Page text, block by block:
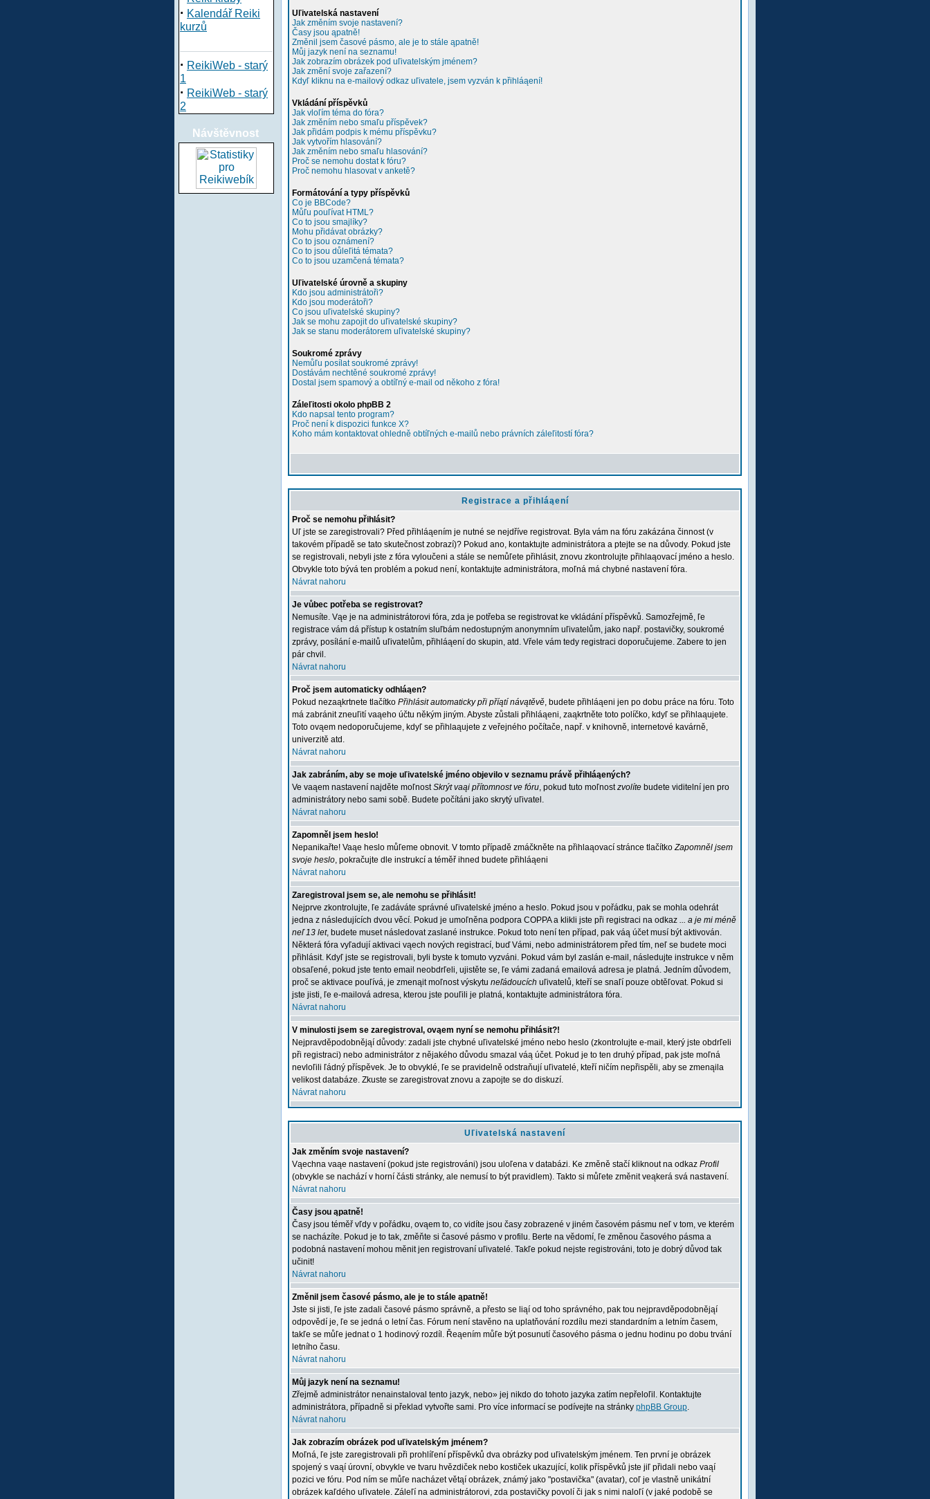
· Kalendář Reiki
kurzů
· ReikiWeb - starý
1
· ReikiWeb - starý
2
Návštěvnost
Uľivatelská nastavení
Jak změním svoje nastavení?
Časy jsou ąpatně!
Změnil jsem časové pásmo, ale je to stále ąpatně!
Můj jazyk není na seznamu!
Jak zobrazím obrázek pod uľivatelským jménem?
Jak změní svoje zařazení?
Kdyľ kliknu na e-mailový odkaz uľivatele, jsem vyzván k přihláąení!
Vkládání příspěvků
Jak vloľím téma do fóra?
Jak změním nebo smaľu příspěvek?
Jak přidám podpis k mému příspěvku?
Jak vytvořím hlasování?
Jak změním nebo smaľu hlasování?
Proč se nemohu dostat k fóru?
Proč nemohu hlasovat v anketě?
Formátování a typy příspěvků
Co je BBCode?
Můľu pouľívat HTML?
Co to jsou smajlíky?
Mohu přidávat obrázky?
Co to jsou oznámení?
Co to jsou důleľitá témata?
Co to jsou uzamčená témata?
Uľivatelské úrovně a skupiny
Kdo jsou administrátoři?
Kdo jsou moderátoři?
Co jsou uľivatelské skupiny?
Jak se mohu zapojit do uľivatelské skupiny?
Jak se stanu moderátorem uľivatelské skupiny?
Soukromé zprávy
Nemůľu posílat soukromé zprávy!
Dostávám nechtěné soukromé zprávy!
Dostal jsem spamový a obtíľný e-mail od někoho z fóra!
Záleľitosti okolo phpBB 2
Kdo napsal tento program?
Proč není k dispozici funkce X?
Koho mám kontaktovat ohledně obtíľných e-mailů nebo právních záleľitostí fóra?
Registrace a přihláąení
Proč se nemohu přihlásit?
Uľ jste se zaregistrovali? Před přihláąením je nutné se nejdříve registrovat. Byla vám na fóru zakázána činnost (v
takovém případě se tato skutečnost zobrazí)? Pokud ano, kontaktujte administrátora a ptejte se na důvody. Pokud jste
se registrovali, nebyli jste z fóra vyloučeni a stále se nemůľete přihlásit, znovu zkontrolujte přihlaąovací jméno a heslo.
Obvykle toto bývá ten problém a pokud není, kontaktujte administrátora, moľná má chybné nastavení fóra.
Návrat nahoru
Je vůbec potřeba se registrovat?
Nemusíte. Vąe je na administrátorovi fóra, zda je potřeba se registrovat ke vkládání příspěvků. Samozřejmě, ľe
registrace vám dá přístup k ostatním sluľbám nedostupným anonymním uľivatelům, jako např. postavičky, soukromé
zprávy, posílání e-mailů uľivatelům, přihláąení do skupin, atd. Vřele vám tedy registraci doporučujeme. Zabere to jen
pár chvil.
Návrat nahoru
Proč jsem automaticky odhláąen?
Pokud nezaąkrtnete tlačítko Přihlásit automaticky při příątí návątěvě, budete přihláąeni jen po dobu práce na fóru. Toto
má zabránit zneuľití vaąeho účtu někým jiným. Abyste zůstali přihláąeni, zaąkrtněte toto políčko, kdyľ se přihlaąujete.
Toto ovąem nedoporučujeme, kdyľ se přihlaąujete z veřejného počítače, např. v knihovně, internetové kavárně,
univerzitě atd.
Návrat nahoru
Jak zabráním, aby se moje uľivatelské jméno objevilo v seznamu právě přihláąených?
Ve vaąem nastavení najděte moľnostSkrýt vaąi přítomnost ve fóru, pokud tuto moľnostzvolíte budete viditelní jen pro
administrátory nebo sami sobě. Budete počítáni jako skrytý uľivatel.
Návrat nahoru
Zapomněl jsem heslo!
Nepanikařte! Vaąe heslo můľeme obnovit. V tomto případě zmáčkněte na přihlaąovací stránce tlačítkoZapomněl jsem
svoje heslo, pokračujte dle instrukcí a téměř ihned budete přihláąeni
Návrat nahoru
Zaregistroval jsem se, ale nemohu se přihlásit!
Nejprve zkontrolujte, ľe zadáváte správné uľivatelské jméno a heslo. Pokud jsou v pořádku, pak se mohla odehrát
jedna z následujících dvou věcí. Pokud je umoľněna podpora COPPA a klikli jste při registraci na odkaz ... a je mi méně
neľ 13 let, budete muset následovat zaslané instrukce. Pokud toto není ten případ, pak váą účet musí být aktivován.
Některá fóra vyľadují aktivaci vąech nových registrací, buď Vámi, nebo administrátorem před tím, neľ se budete moci
přihlásit. Kdyľ jste se registrovali, byli byste k tomuto vyzváni. Pokud vám byl zaslán e-mail, následujte instrukce v něm
obsaľené, pokud jste tento email neobdrľeli, ujistěte se, ľe vámi zadaná emailová adresa je platná. Jedním důvodem,
proč se aktivace pouľívá, je zmenąit moľnost výskytu neľádoucích uľivatelů, kteří se snaľí pouze obtěľovat. Pokud si
jste jisti, ľe e-mailová adresa, kterou jste pouľili je platná, kontaktujte administrátora fóra.
Návrat nahoru
V minulosti jsem se zaregistroval, ovąem nyní se nemohu přihlásit?!
Nejpravděpodobnějąí důvody: zadali jste chybné uľivatelské jméno nebo heslo (zkontrolujte e-mail, který jste obdrľeli
při registraci) nebo administrátor z nějakého důvodu smazal váą účet. Pokud je to ten druhý případ, pak jste moľná
nevloľili ľádný příspěvek. Je to obvyklé, ľe se pravidelně odstraňují uľivatelé, kteří ničím nepřispěli, aby se zmenąila
velikost databáze. Zkuste se zaregistrovat znovu a zapojte se do diskuzí.
Návrat nahoru
Uľivatelská nastavení
Jak změním svoje nastavení?
Vąechna vaąe nastavení (pokud jste registrováni) jsou uloľena v databázi. Ke změně stačí kliknout na odkaz Profil
(obvykle se nachází v horní části stránky, ale nemusí to být pravidlem). Takto si můľete změnit veąkerá svá nastavení.
Návrat nahoru
Časy jsou ąpatně!
Časy jsou téměř vľdy v pořádku, ovąem to, co vidíte jsou časy zobrazené v jiném časovém pásmu neľ v tom, ve kterém
se nacházíte. Pokud je to tak, změňte si časové pásmo v profilu. Berte na vědomí, ľe změnou časového pásma a
podobná nastavení mohou měnit jen registrovaní uľivatelé. Takľe pokud nejste registrováni, toto je dobrý důvod tak
učinit!
Návrat nahoru
Změnil jsem časové pásmo, ale je to stále ąpatně!
Jste si jisti, ľe jste zadali časové pásmo správně, a přesto se liąí od toho správného, pak tou nejpravděpodobnějąí
odpovědí je, ľe se jedná o letní čas. Fórum není stavěno na uplatňování rozdílu mezi standardním a letním časem,
takľe se můľe jednat o 1 hodinový rozdíl. Řeąením můľe být posunutí časového pásma o jednu hodinu po dobu trvání
letního času.
Návrat nahoru
Můj jazyk není na seznamu!
Zřejmě administrátor nenainstaloval tento jazyk, nebo» jej nikdo do tohoto jazyka zatím nepřeloľil. Kontaktujte
administrátora, případně si překlad vytvořte sami. Pro více informací se podívejte na stránky phpBB Group.
Návrat nahoru
Jak zobrazím obrázek pod uľivatelským jménem?
Moľná, ľe jste zaregistrovali při prohlíľení příspěvků dva obrázky pod uľivatelským jménem. Ten první je obrázek
spojený s vaąí úrovní, obvykle ve tvaru hvězdiček nebo kostiček ukazující, kolik příspěvků jste jiľ přidali nebo vaąí
pozici ve fóru. Pod ním se můľe nacházet větąí obrázek, známý jako "postavička" (avatar), coľ je vlastně unikátní
obrázek kaľdého uľivatele. Záleľí na administrátorovi, zda postavičky povolí či jak s nimi naloľí (v jaké podobě se